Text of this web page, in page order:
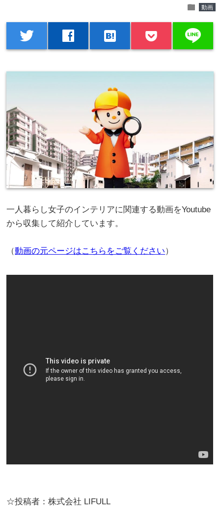
folder 動画
twitter facebook hatenabookmark line
一人暮らし女子のインテリアに関連する動画をYoutube
から収集して紹介しています。
（動画の元ページはこちらをご覧ください）
☆投稿者：株式会社 LIFULL